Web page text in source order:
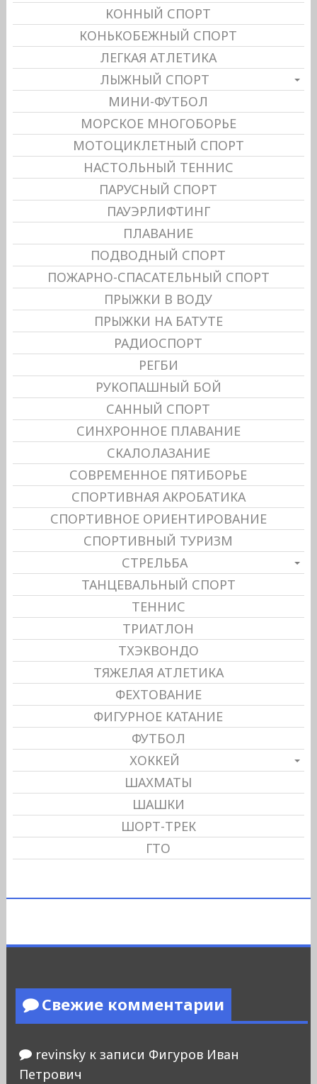
КОННЫЙ СПОРТ
КОНЬКОБЕЖНЫЙ СПОРТ
ЛЕГКАЯ АТЛЕТИКА
ЛЫЖНЫЙ СПОРТ
МИНИ-ФУТБОЛ
МОРСКОЕ МНОГОБОРЬЕ
МОТОЦИКЛЕТНЫЙ СПОРТ
НАСТОЛЬНЫЙ ТЕННИС
ПАРУСНЫЙ СПОРТ
ПАУЭРЛИФТИНГ
ПЛАВАНИЕ
ПОДВОДНЫЙ СПОРТ
ПОЖАРНО-СПАСАТЕЛЬНЫЙ СПОРТ
ПРЫЖКИ В ВОДУ
ПРЫЖКИ НА БАТУТЕ
РАДИОСПОРТ
РЕГБИ
РУКОПАШНЫЙ БОЙ
САННЫЙ СПОРТ
СИНХРОННОЕ ПЛАВАНИЕ
СКАЛОЛАЗАНИЕ
СОВРЕМЕННОЕ ПЯТИБОРЬЕ
СПОРТИВНАЯ АКРОБАТИКА
СПОРТИВНОЕ ОРИЕНТИРОВАНИЕ
СПОРТИВНЫЙ ТУРИЗМ
СТРЕЛЬБА
ТАНЦЕВАЛЬНЫЙ СПОРТ
ТЕННИС
ТРИАТЛОН
ТХЭКВОНДО
ТЯЖЕЛАЯ АТЛЕТИКА
ФЕХТОВАНИЕ
ФИГУРНОЕ КАТАНИЕ
ФУТБОЛ
ХОККЕЙ
ШАХМАТЫ
ШАШКИ
ШОРТ-ТРЕК
ГТО
Свежие комментарии
revinskyк записи Фигуров Иван
Петрович